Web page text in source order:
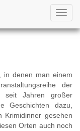
in denen man einem
der
seit Jahren großer
Geschichten dazu,
gesehen
Orten auch noch